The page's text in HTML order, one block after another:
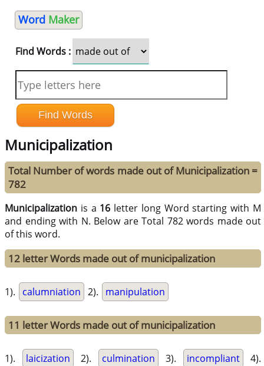
Word Maker
Find Words :
Municipalization
Total Number of words made out of Municipalization =
782
Municipalization is a 16 letter long Word starting with M
and ending with N. Below are Total 782 words made out
of this word.
12 letter Words made out of municipalization
1). calumniation 2). manipulation
11 letter Words made out of municipalization
1). laicization 2). culmination 3). incompliant 4).